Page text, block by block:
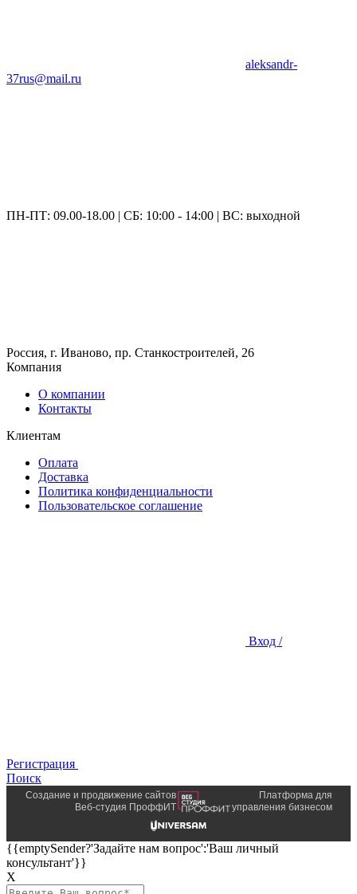
aleksandr-
37rus@mail.ru
ПН-ПТ: 09.00-18.00 | СБ: 10:00 - 14:00 | ВС: выходной
Россия, г. Иваново, пр. Станкостроителей, 26
Компания
О компании
Контакты
Клиентам
Оплата
Доставка
Политика конфиденциальности
Пользовательское соглашение
Вход /
Регистрация
Поиск
Создание и продвижение сайтов
Веб-студия ПроффИТ
Платформа для
управления бизнесом
{{emptySender?'Задайте нам вопрос':'Ваш личный
консультант'}}
Х